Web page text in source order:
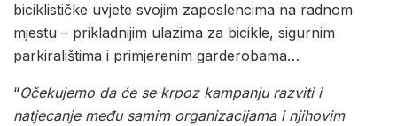
biciklističke uvjete svojim zaposlencima na radnom
mjestu – prikladnijim ulazima za bicikle, sigurnim
parkiralištima i primjerenim garderobama…
“Očekujemo da će se krpoz kampanju razviti i
natjecanje među samim organizacijama i njihovim